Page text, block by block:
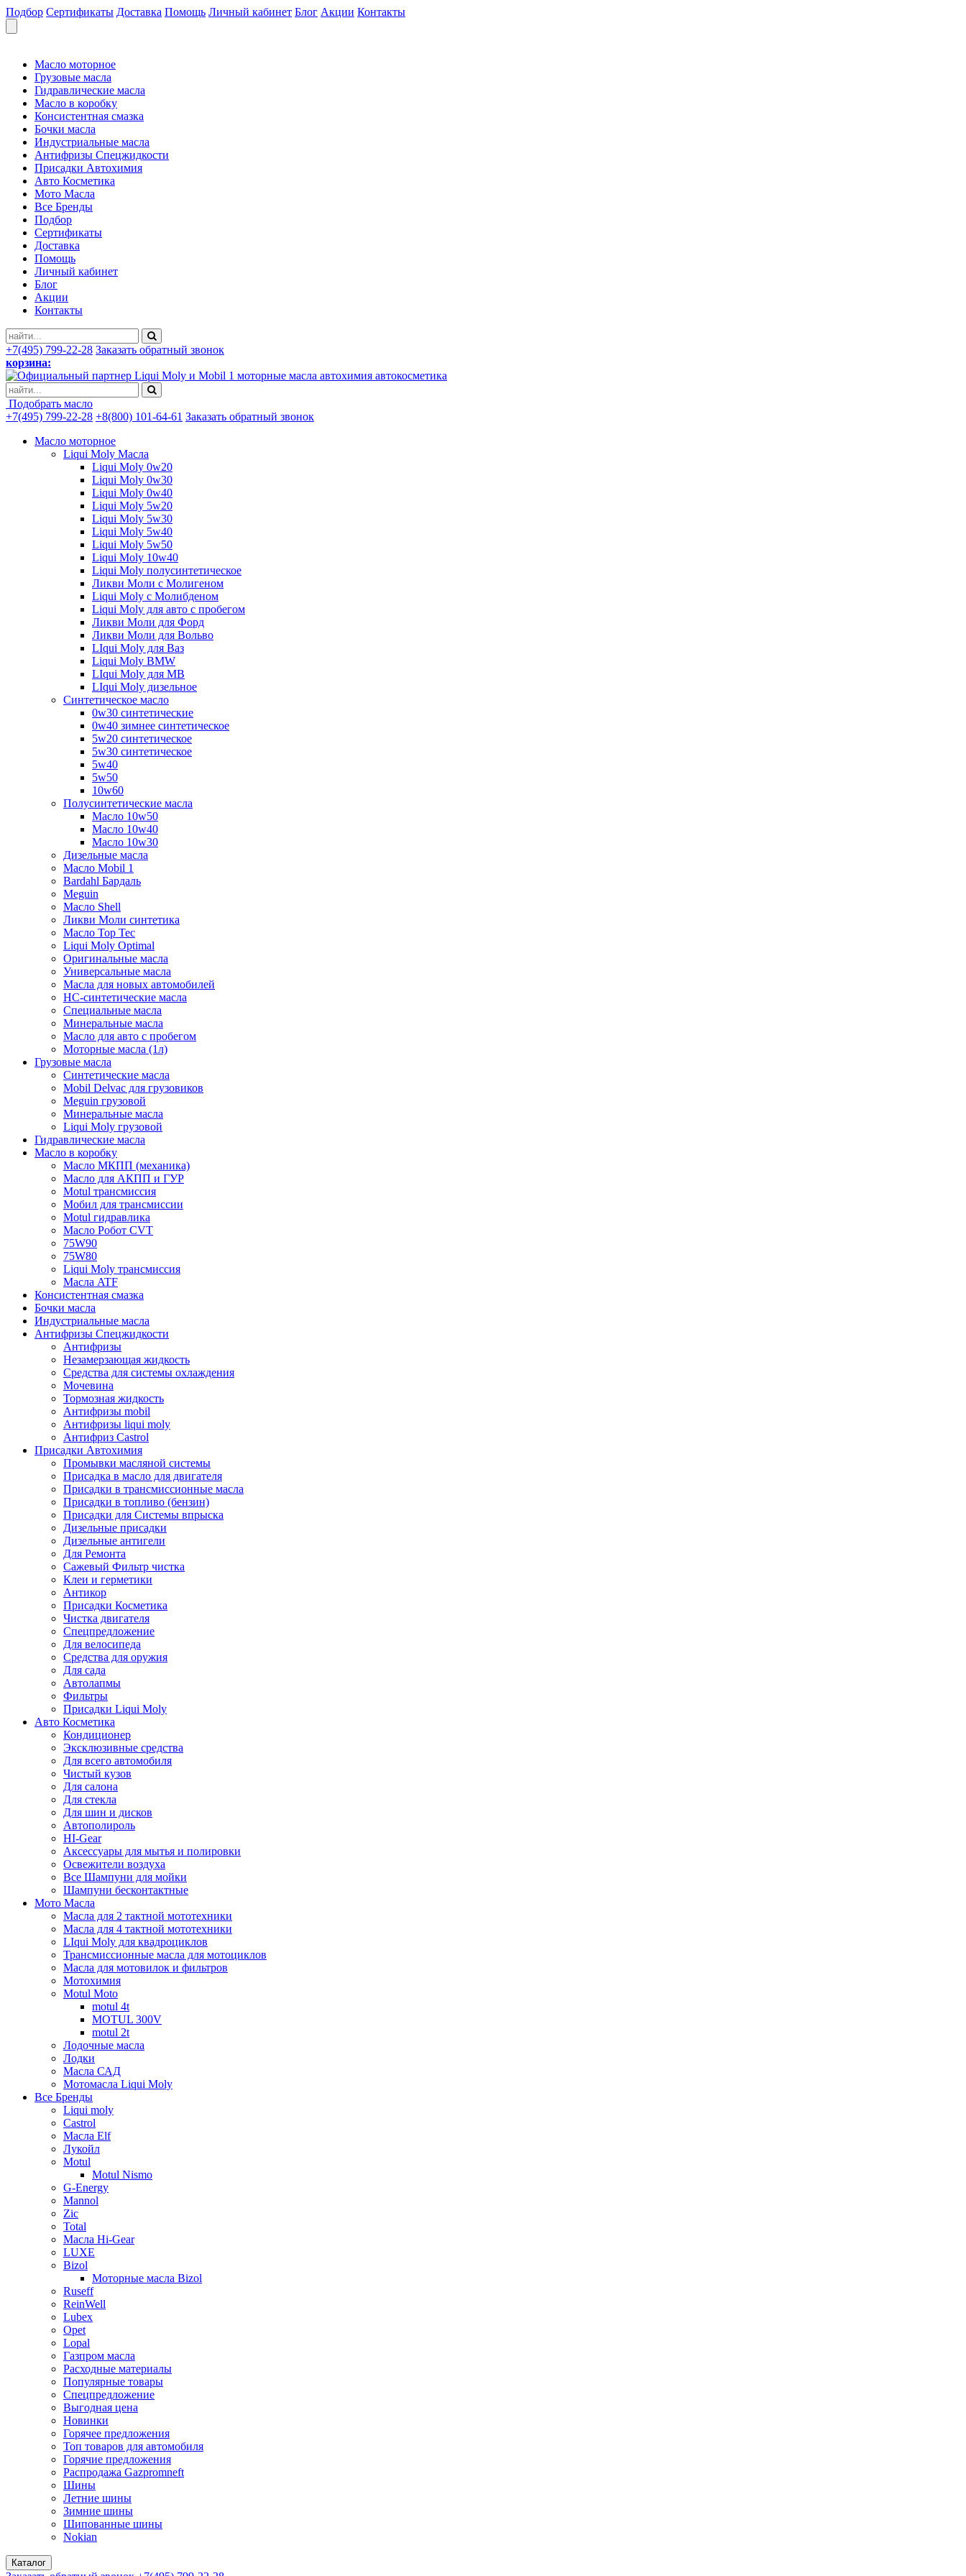
Подбор Сертификаты Доставка Помощь Личный кабинет Блог Акции Контакты
Масло моторное
Грузовые масла
Гидравлические масла
Масло в коробку
Консистентная смазка
Бочки масла
Индустриальные масла
Антифризы Спецжидкости
Присадки Автохимия
Авто Косметика
Мото Масла
Все Бренды
Подбор
Сертификаты
Доставка
Помощь
Личный кабинет
Блог
Акции
Контакты
+7(495) 799-22-28 Заказать обратный звонок
корзина:
моторные масла автохимия автокосметика
Подобрать масло
+7(495) 799-22-28 +8(800) 101-64-61 Заказать обратный звонок
Масло моторное
Liqui Moly Масла
Liqui Moly 0w20
Liqui Moly 0w30
Liqui Moly 0w40
Liqui Moly 5w20
Liqui Moly 5w30
Liqui Moly 5w40
Liqui Moly 5w50
Liqui Moly 10w40
Liqui Moly полусинтетическое
Ликви Моли с Молигеном
Liqui Moly с Молибденом
Liqui Moly для авто с пробегом
Ликви Моли для Форд
Ликви Моли для Вольво
LIqui Moly для Ваз
Liqui Moly BMW
LIqui Moly для MB
LIqui Moly дизельное
Синтетическое масло
0w30 синтетические
0w40 зимнее синтетическое
5w20 синтетическое
5w30 синтетическое
5w40
5w50
10w60
Полусинтетические масла
Масло 10w50
Масло 10w40
Масло 10w30
Дизельные масла
Масло Mobil 1
Bardahl Бардаль
Meguin
Масло Shell
Ликви Моли синтетика
Масло Top Tec
Liqui Moly Optimal
Оригинальные масла
Универсальные масла
Масла для новых автомобилей
HC-синтетические масла
Специальные масла
Минеральные масла
Масло для авто с пробегом
Моторные масла (1л)
Грузовые масла
Синтетические масла
Mobil Delvac для грузовиков
Meguin грузовой
Минеральные масла
Liqui Moly грузовой
Гидравлические масла
Масло в коробку
Масло МКПП (механика)
Масло для АКПП и ГУР
Motul трансмиссия
Мобил для трансмиссии
Motul гидравлика
Масло Робот CVT
75W90
75W80
Liqui Moly трансмиссия
Масла ATF
Консистентная смазка
Бочки масла
Индустриальные масла
Антифризы Спецжидкости
Антифризы
Незамерзающая жидкость
Средства для системы охлаждения
Мочевина
Тормозная жидкость
Антифризы mobil
Антифризы liqui moly
Антифриз Castrol
Присадки Автохимия
Промывки масляной системы
Присадка в масло для двигателя
Присадки в трансмиссионные масла
Присадки в топливо (бензин)
Присадки для Системы впрыска
Дизельные присадки
Дизельные антигели
Для Ремонта
Сажевый Фильтр чистка
Клеи и герметики
Антикор
Присадки Косметика
Чистка двигателя
Спецпредложение
Для велосипеда
Средства для оружия
Для сада
Автолапмы
Фильтры
Присадки Liqui Moly
Авто Косметика
Кондиционер
Эксклюзивные средства
Для всего автомобиля
Чистый кузов
Для салона
Для стекла
Для шин и дисков
Автополироль
HI-Gear
Аксессуары для мытья и полировки
Освежители воздуха
Все Шампуни для мойки
Шампуни бесконтактные
Мото Масла
Масла для 2 тактной мототехники
Масла для 4 тактной мототехники
LIqui Moly для квадроциклов
Трансмиссионные масла для мотоциклов
Масла для мотовилок и фильтров
Мотохимия
Motul Moto
motul 4t
MOTUL 300V
motul 2t
Лодочные масла
Лодки
Масла САД
Мотомасла Liqui Moly
Все Бренды
Liqui moly
Castrol
Масла Elf
Лукойл
Motul
Motul Nismo
G-Energy
Mannol
Zic
Total
Масла Hi-Gear
LUXE
Bizol
Моторные масла Bizol
Ruseff
ReinWell
Lubex
Opet
Lopal
Газпром масла
Расходные материалы
Популярные товары
Спецпредложение
Выгодная цена
Новинки
Горячее предложения
Топ товаров для автомобиля
Горячие предложения
Распродажа Gazpromneft
Шины
Летние шины
Зимние шины
Шипованные шины
Nokian
Каталог